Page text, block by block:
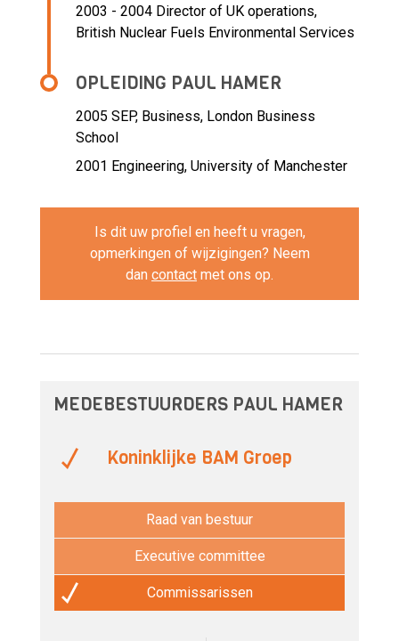
2003 - 2004 Director of UK operations,
British Nuclear Fuels Environmental Services
OPLEIDING PAUL HAMER
2005 SEP, Business, London Business
School
2001 Engineering, University of Manchester
Is dit uw profiel en heeft u vragen,
opmerkingen of wijzigingen? Neem
dan contact met ons op.
MEDEBESTUURDERS PAUL HAMER
Koninklijke BAM Groep
Raad van bestuur
Executive committee
Commissarissen